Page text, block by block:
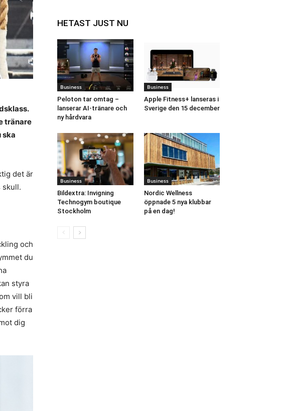
tränare
ska
det är
skull.
och
du
styra
vill bli
förra
dig
HETAST JUST NU
Business
Peloton tar omtag –
lanserar AI-tränare och
ny hårdvara
Business
Apple Fitness+ lanseras i
Sverige den 15 december
Business
Bildextra: Invigning
Technogym boutique
Stockholm
Business
Nordic Wellness
öppnade 5 nya klubbar
på en dag!